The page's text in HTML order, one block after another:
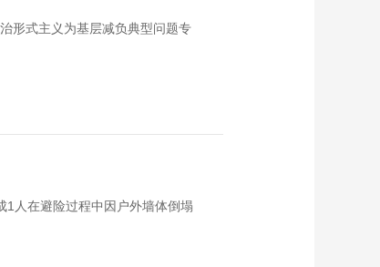
形式主义为基层减负典型问题专
人在避险过程中因户外墙体倒塌